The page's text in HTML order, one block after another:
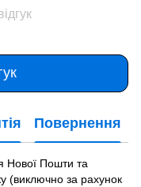
Повернення
Нової Пошти та
(виключно за рахунок